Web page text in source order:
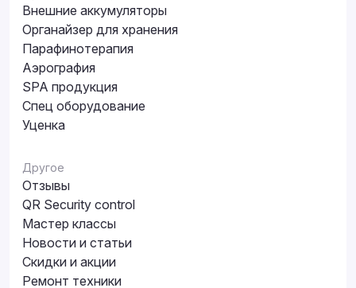
Внешние аккумуляторы
Органайзер для хранения
Парафинотерапия
Аэрография
SPA продукция
Спец оборудование
Уценка
Другое
Отзывы
QR Security control
Мастер классы
Новости и статьи
Скидки и акции
Ремонт техники